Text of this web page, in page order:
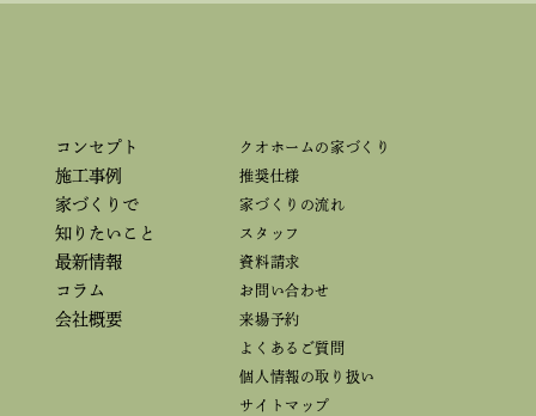
コンセプト
施工事例
家づくりで
知りたいこと
最新情報
コラム
会社概要
クオホームの家づくり
推奨仕様
家づくりの流れ
スタッフ
資料請求
お問い合わせ
来場予約
よくあるご質問
個人情報の取り扱い
サイトマップ